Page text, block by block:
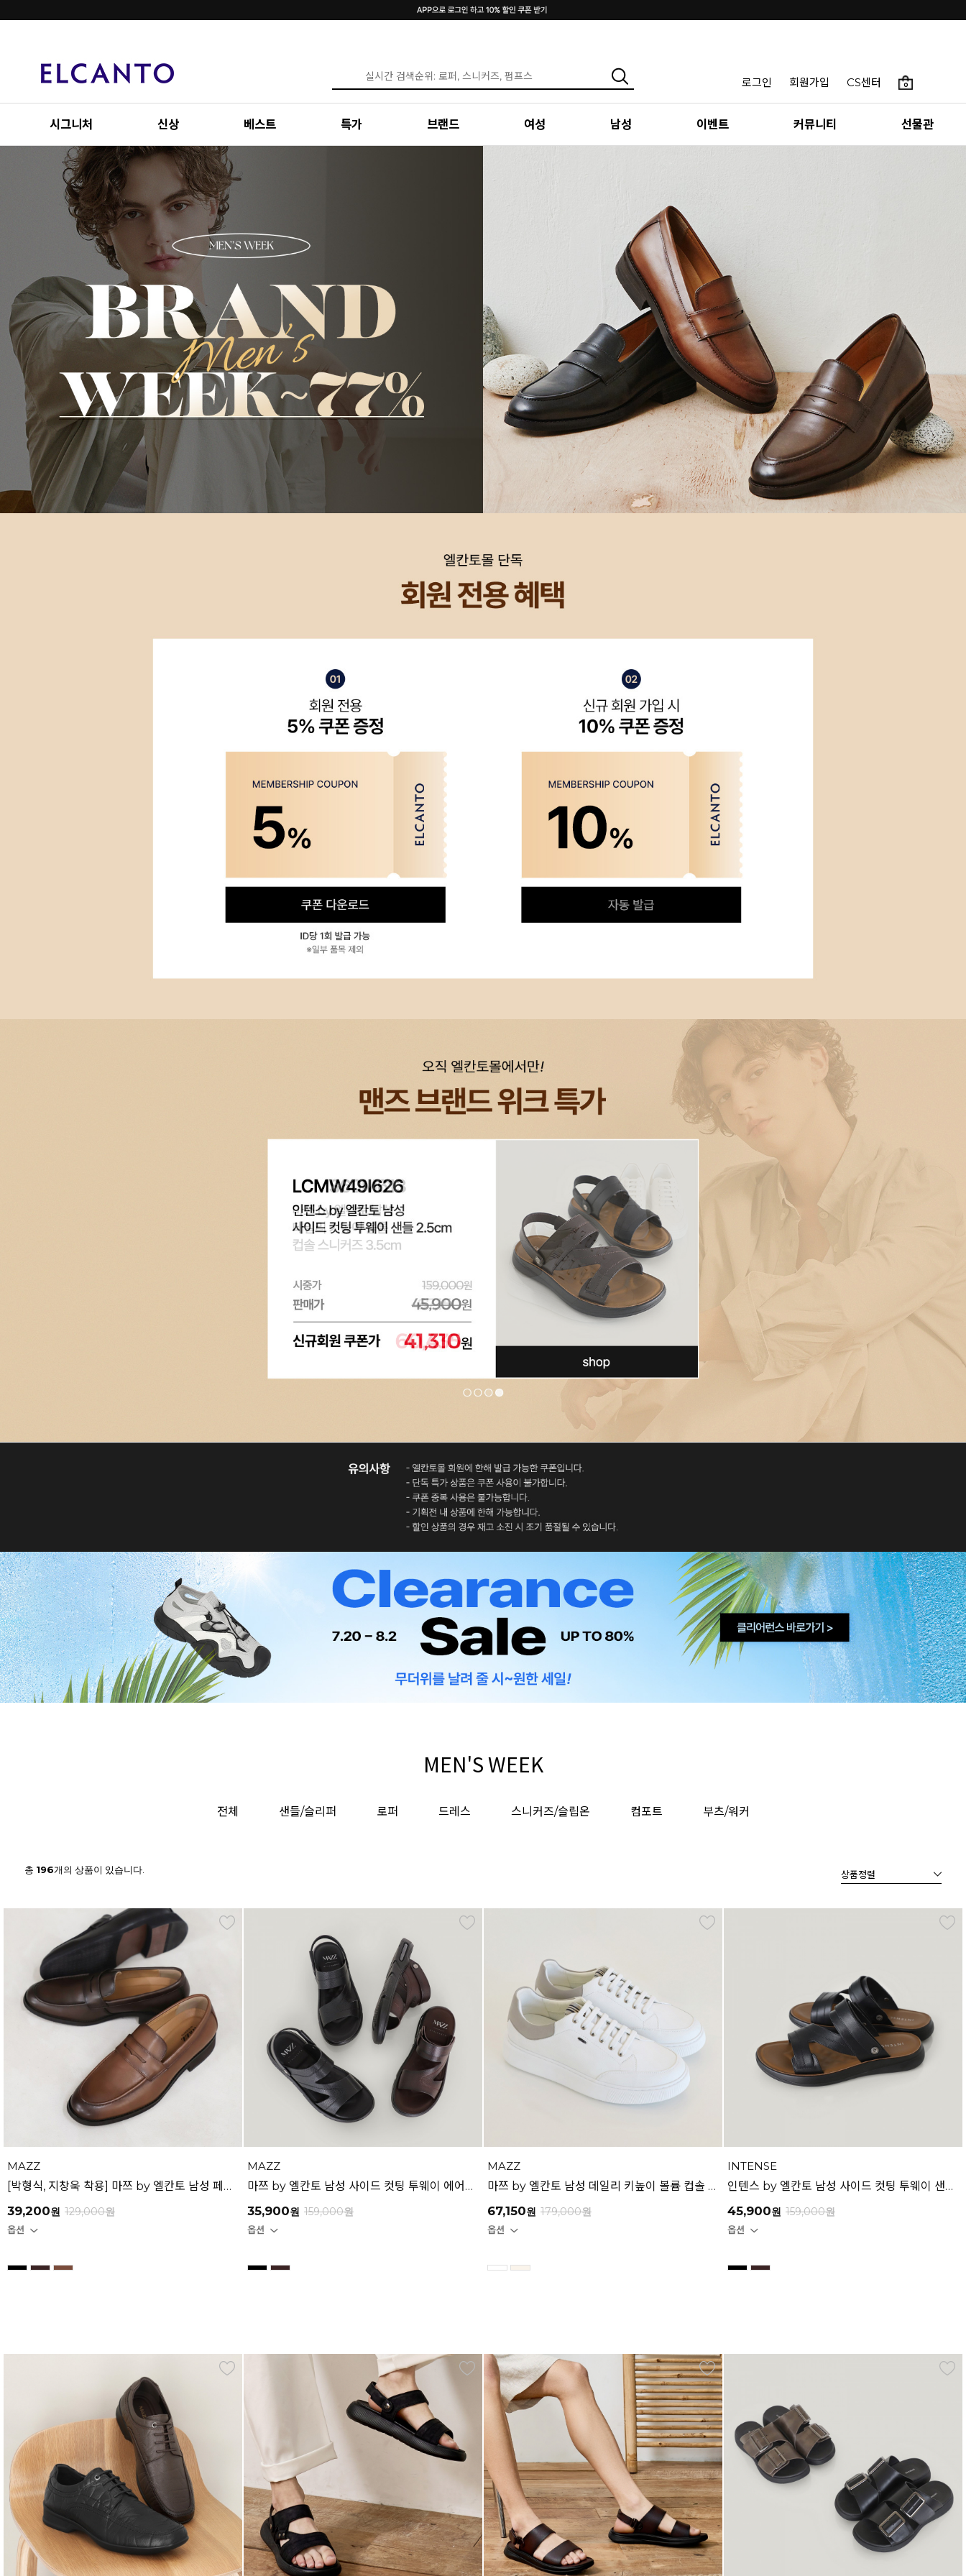
로그인 회원가입 CS센터 0
시그니처 신상 베스트 특가 브랜드 여성 남성 이벤트 커뮤니티 선물관
MEN'S WEEK
전체 샌들/슬리퍼 로퍼 드레스 스니커즈/슬립온 컴포트 부츠/워커
총 196개의 상품이 있습니다.
MAZZ
[박형식, 지창욱 착용] 마쯔 by 엘칸토 남성 페니 로퍼 3.5cm LCMD82I111
39,200원 129,000원
MAZZ
마쯔 by 엘칸토 남성 사이드 컷팅 투웨이 에어솔 샌들 3cm LCMW55M626
35,900원 159,000원
MAZZ
마쯔 by 엘칸토 남성 데일리 키높이 볼륨 컵솔 스니커즈 3.5cm LCMS60M613
67,150원 179,000원
INTENSE
인텐스 by 엘칸토 남성 사이드 컷팅 투웨이 샌들 2.5cm LCMW49I626
45,900원 159,000원